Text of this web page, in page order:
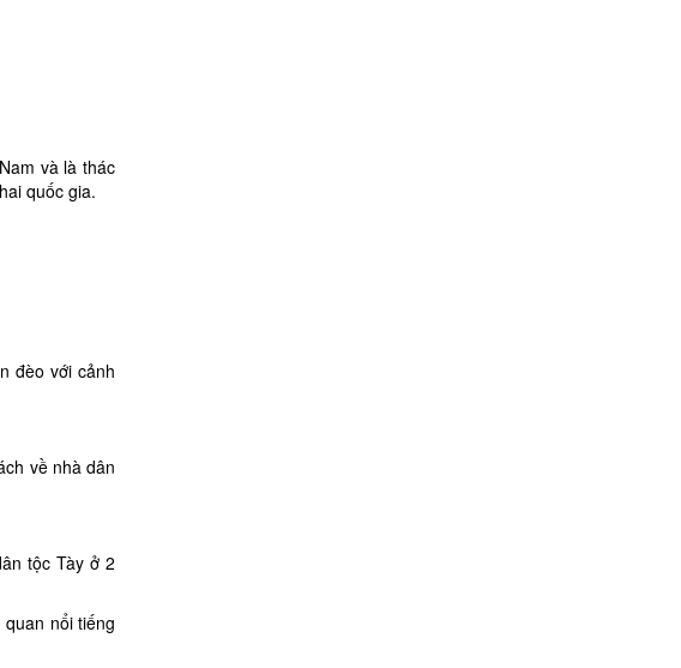
và là thác
quốc gia.
đèo với cảnh
về nhà dân
tộc Tày ở 2
nổi tiếng